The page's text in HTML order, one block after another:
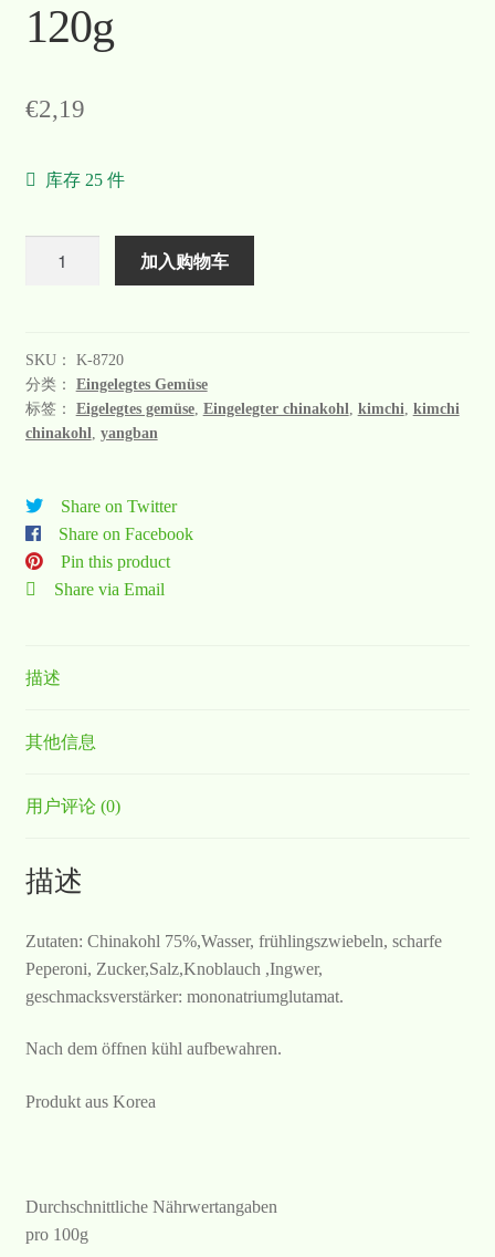
120g
€2,19
库存 25 件
加入购物车
SKU： K-8720
分类： Eingelegtes Gemüse
标签： Eigelegtes gemüse, Eingelegter chinakohl kimchi kimchi
chinakohl
yangban
Share on Twitter
Share on Facebook
Pin this product
Share via Email
描述
其他信息
用户评论 (0)
描述
Zutaten: Chinakohl 75%,Wasser, frühlingszwiebeln, scharfe
Peperoni, Zucker,Salz,Knoblauch ,Ingwer,
geschmacksverstärker: mononatriumglutamat.
Nach dem öffnen kühl aufbewahren.
Produkt aus Korea
Durchschnittliche Nährwertangaben
pro 100g